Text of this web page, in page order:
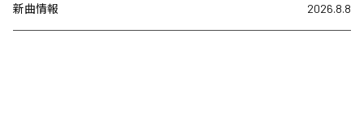
新曲情報 2026.8.8